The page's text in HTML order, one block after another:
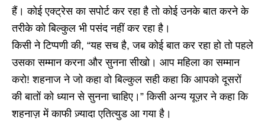
हैं। कोई एक्ट्रेस का सपोर्ट कर रहा है तो कोई उनके बात करने के
तरीके को बिल्कुल भी पसंद नहीं कर रहा है।
किसी ने टिप्पणी की, “यह सच है, जब कोई बात कर रहा हो तो पहले
उसका सम्मान करना और सुनना सीखो। आप महिला का सम्मान
करो! शहनाज ने जो कहा वो बिल्कुल सही कहा कि आपको दूसरों
की बातों को ध्यान से सुनना चाहिए।” किसी अन्य यूज़र ने कहा कि
शहनाज़ में काफी ज़्यादा एतित्युड आ गया है।